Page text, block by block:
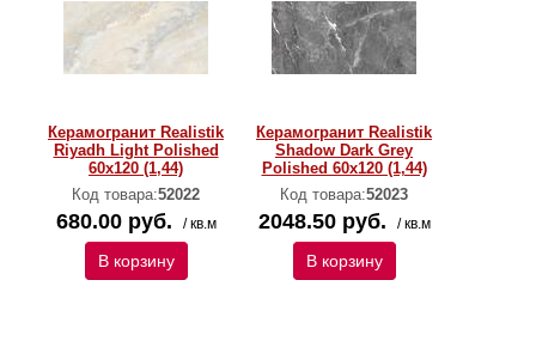
Керамогранит Realistik
Riyadh Light Polished
60x120 (1,44)
Код товара:52022
680.00 руб. / кв.м
В корзину
Керамогранит Realistik
Shadow Dark Grey
Polished 60x120 (1,44)
Код товара:52023
2048.50 руб. / кв.м
В корзину